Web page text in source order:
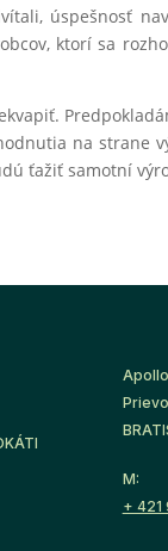
úspešnosť
ktorí sa
na strane
ťažiť samotní
M:
+ 421